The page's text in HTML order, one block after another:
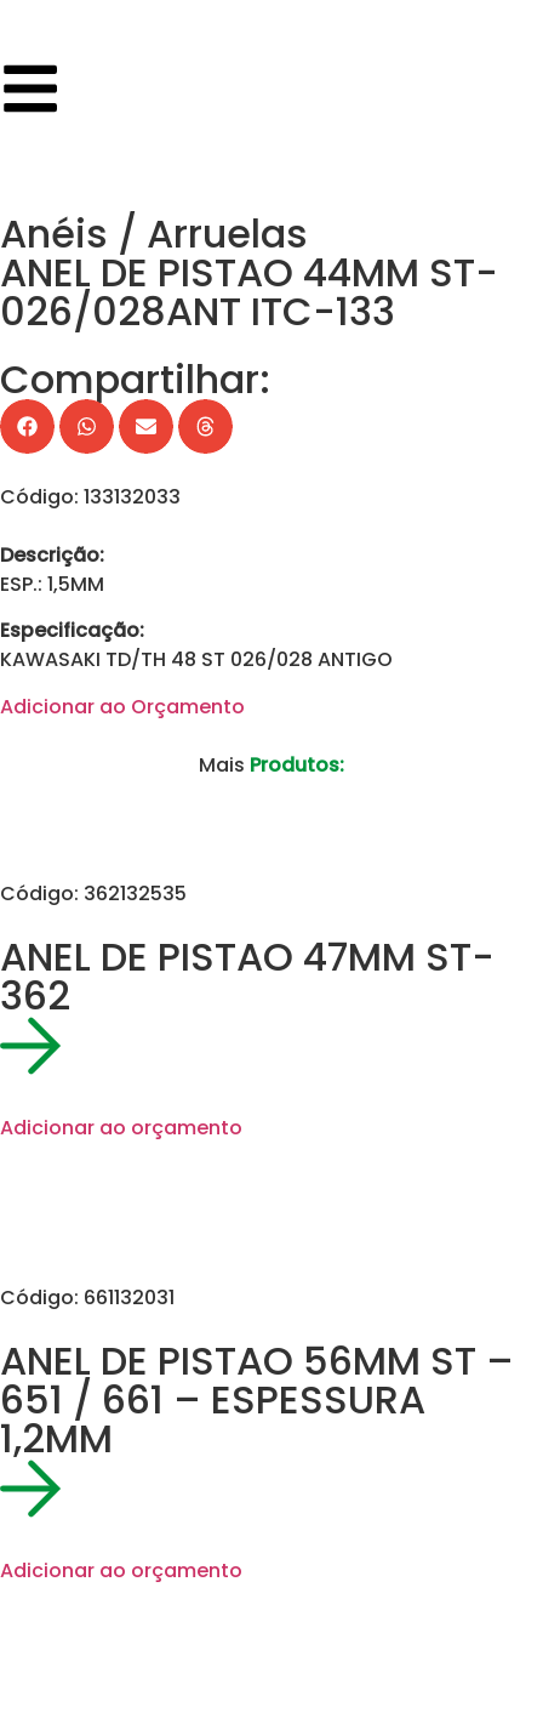
Anéis / Arruelas
ANEL DE PISTAO 44MM ST-
026/028ANT ITC-133
Compartilhar:
Código: 133132033
Descrição:
ESP.: 1,5MM
Especificação:
KAWASAKI TD/TH 48 ST 026/028 ANTIGO
Adicionar ao Orçamento
Mais Produtos:
Código: 362132535
ANEL DE PISTAO 47MM ST-
362
Adicionar ao orçamento
Código: 661132031
ANEL DE PISTAO 56MM ST –
651 / 661 – ESPESSURA
1,2MM
Adicionar ao orçamento